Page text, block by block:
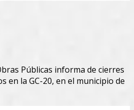
Públicas informa de cierres
en la GC-20, en el municipio de